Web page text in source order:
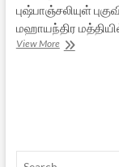
புஷ்பாஞ்சலியுள்
மஹாயந்திர
View Moreஅம்பிகை